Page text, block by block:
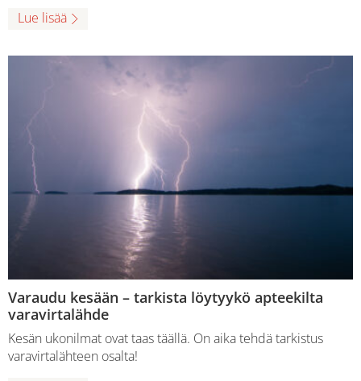
Lue lisää
Varaudu kesään – tarkista löytyykö apteekilta
varavirtalähde
Kesän ukonilmat ovat taas täällä. On aika tehdä tarkistus
varavirtalähteen osalta!